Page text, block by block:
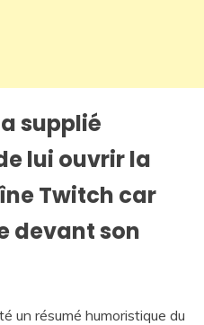
supplié
lui ouvrir la
Twitch car
devant son
un résumé humoristique du